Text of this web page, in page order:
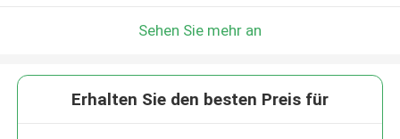
Sehen Sie mehr an
Erhalten Sie den besten Preis für